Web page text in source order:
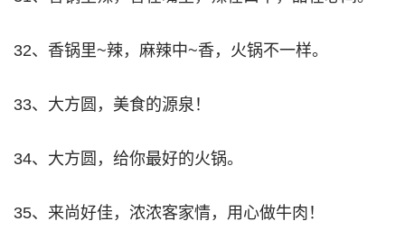
32、香锅里~辣，麻辣中~香，火锅不一样。
33、大方圆，美食的源泉！
34、大方圆，给你最好的火锅。
35、来尚好佳，浓浓客家情，用心做牛肉！